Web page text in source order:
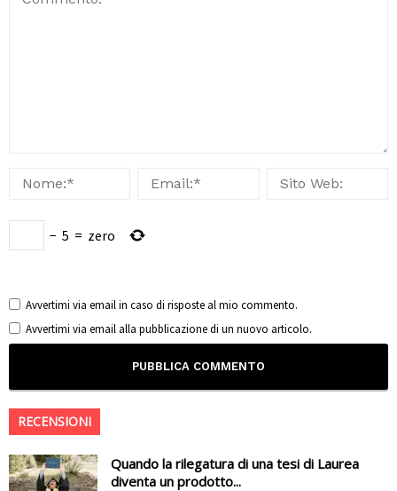
− 5 = zero
Avvertimi via email in caso di risposte al mio commento.
Avvertimi via email alla pubblicazione di un nuovo articolo.
RECENSIONI
Quando la rilegatura di una tesi di Laurea
diventa un prodotto...